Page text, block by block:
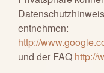
entnehmen:
http://
und der FAQ http://